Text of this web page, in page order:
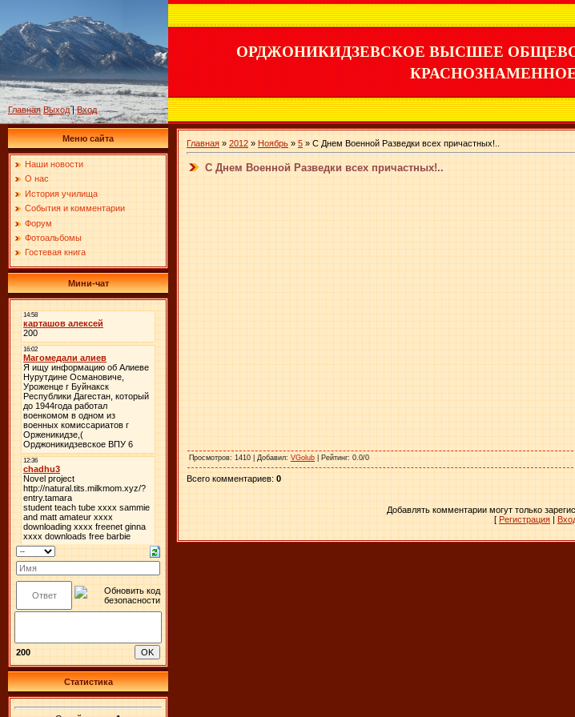
Главная Выход|Вход
ОРДЖОНИКИДЗЕВСКОЕ ВЫСШЕЕ
Меню сайта
Наши новости
О нас
История училища
События и комментарии
Форум
Фотоальбомы
Гостевая книга
Мини-чат
200
Статистика
Главная » 2012 » Ноябрь » 5 » C Днем Военной Разведки всех причастных!..
C Днем Военной Разведки всех причастных!..
Просмотров: 1410 | Добавил: VGolub Рейтинг: 0.0/0
Всего комментариев: 0
Добавлять комментарии могут только
[ Регистрация |